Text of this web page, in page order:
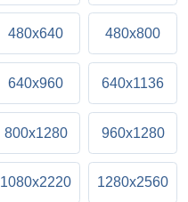
480x640 480x800
640x960 640x1136
800x1280 960x1280
1080x2220 1280x2560